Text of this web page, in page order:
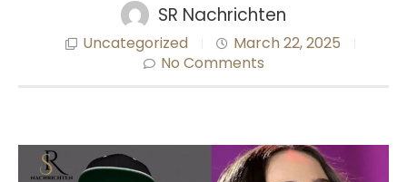
SR Nachrichten
Uncategorized
March 22, 2025
No Comments